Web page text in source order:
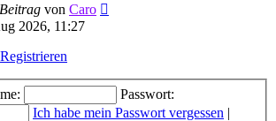
von Caro
2026, 11:27
Registrieren
Passwort:
Ich habe mein Passwort vergessen |